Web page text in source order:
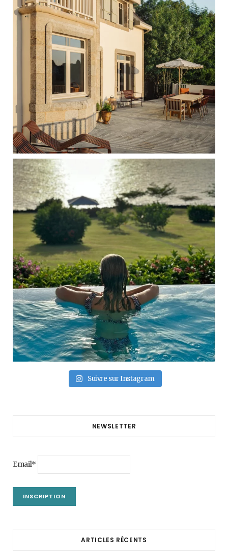
Suivre sur Instagram
NEWSLETTER
Email*
ARTICLES RÉCENTS